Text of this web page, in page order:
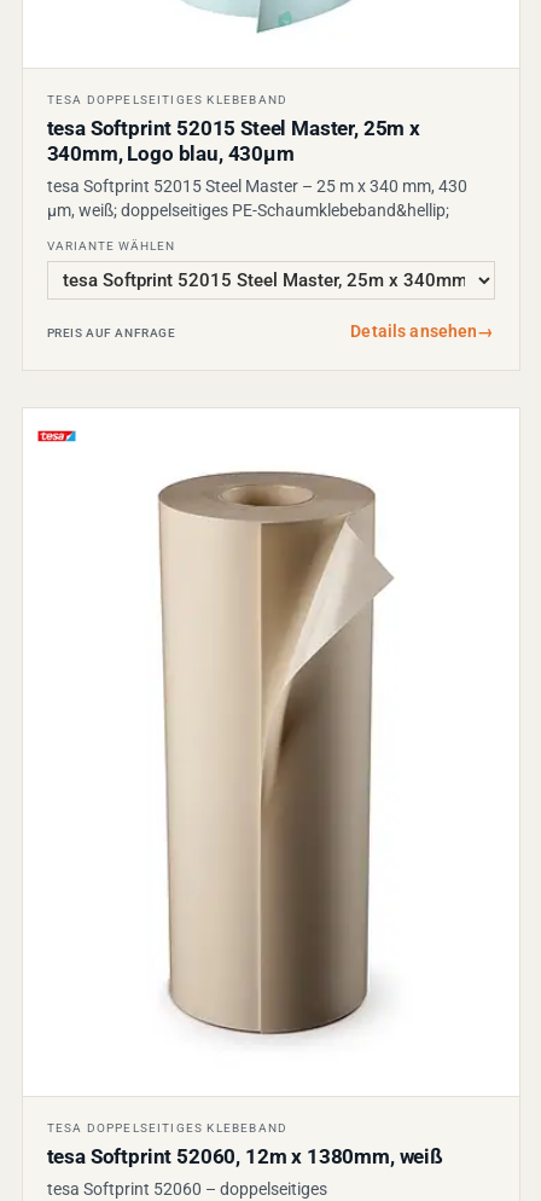
TESA DOPPELSEITIGES KLEBEBAND
tesa Softprint 52015 Steel Master, 25m x
340mm, Logo blau, 430µm
tesa Softprint 52015 Steel Master – 25 m x 340 mm, 430
µm, weiß; doppelseitiges PE-Schaumklebeband&hellip;
VARIANTE WÄHLEN
PREIS AUF ANFRAGE Details ansehen→
TESA DOPPELSEITIGES KLEBEBAND
tesa Softprint 52060, 12m x 1380mm, weiß
tesa Softprint 52060 – doppelseitiges